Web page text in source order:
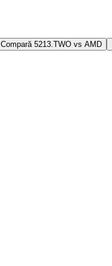
Compară 5213.TWO vs AMD